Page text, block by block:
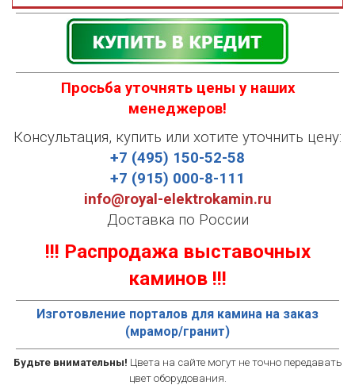
Просьба уточнять цены у наших
менеджеров!
Консультация, купить или хотите уточнить цену:
+7 (495) 150-52-58
+7 (915) 000-8-111
info@royal-elektrokamin.ru
Доставка по России
!!! Распродажа выставочных
каминов !!!
Изготовление порталов для камина на заказ
(мрамор/гранит)
Будьте внимательны! Цвета на сайте могут не точно передавать
цвет оборудования.